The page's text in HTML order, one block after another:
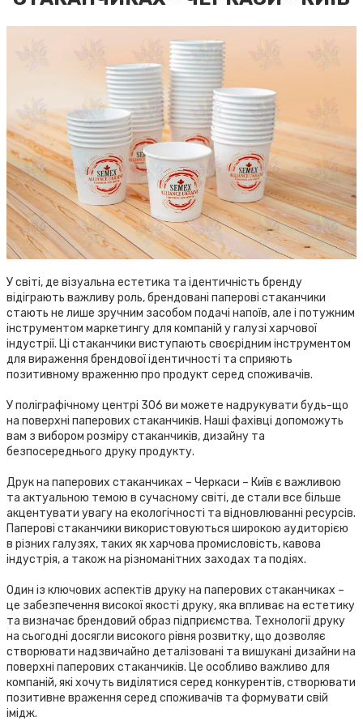
У світі, де візуальна естетика та ідентичність бренду
відіграють важливу роль, брендовані паперові стаканчики
стають не лише зручним засобом подачі напоїв, але і потужним
інструментом маркетингу для компаній у галузі харчової
індустрії. Ці стаканчики виступають своєрідним інструментом
для вираження брендової ідентичності та сприяють
позитивному враженню про продукт серед споживачів.
У поліграфічному центрі 306 ви можете надрукувати будь-що
на поверхні паперових стаканчиків. Наші фахівці допоможуть
вам з вибором розміру стаканчиків, дизайну та
безпосереднього друку продукту.
Друк на паперових стаканчиках – Черкаси – Київ є важливою
та актуальною темою в сучасному світі, де стали все більше
акцентувати увагу на екологічності та відновлюванні ресурсів.
Паперові стаканчики використовуються широкою аудиторією
в різних галузях, таких як харчова промисловість, кавова
індустрія, а також на різноманітних заходах та подіях.
Один із ключових аспектів друку на паперових стаканчиках –
це забезпечення високої якості друку, яка впливає на естетику
та визначає брендовий образ підприємства. Технології друку
на сьогодні досягли високого рівня розвитку, що дозволяє
створювати надзвичайно деталізовані та вишукані дизайни на
поверхні паперових стаканчиків. Це особливо важливо для
компаній, які хочуть виділятися серед конкурентів, створювати
позитивне враження серед споживачів та формувати свій
імідж.